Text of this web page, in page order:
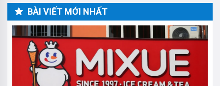
BÀI VIẾT MỚI NHẤT